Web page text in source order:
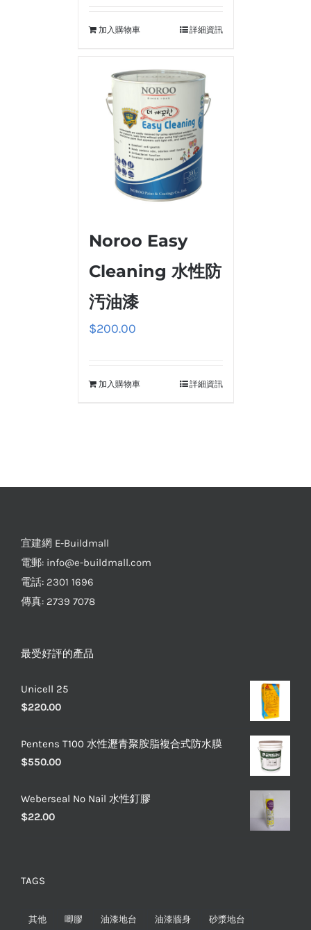
加入購物車 詳細資訊
Noroo Easy
Cleaning 水性防
汚油漆
$200.00
加入購物車 詳細資訊
宜建網 E-Buildmall
電郵: info@e-buildmall.com
電話: 2301 1696
傳真: 2739 7078
最受好評的產品
Unicell 25
$220.00
Pentens T100 水性瀝青聚胺脂複合式防水膜
$550.00
Weberseal No Nail 水性釘膠
$22.00
TAGS
其他 唧膠 油漆地台 油漆牆身 砂漿地台